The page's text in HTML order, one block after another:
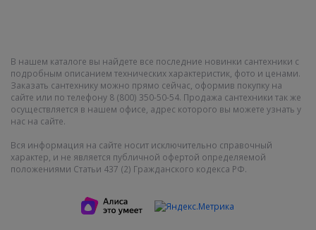
В нашем каталоге вы найдете все последние новинки сантехники с
подробным описанием технических характеристик, фото и ценами.
Заказать сантехнику можно прямо сейчас, оформив покупку на
сайте или по телефону 8 (800) 350-50-54. Продажа сантехники так же
осуществляется в нашем офисе, адрес которого вы можете узнать у
нас на сайте.
Вся информация на сайте носит исключительно справочный
характер, и не является публичной офертой определяемой
положениями Статьи 437 (2) Гражданского кодекса РФ.